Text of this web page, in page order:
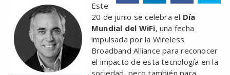
Este
20 de junio se celebra el Día
Mundial del WiFi, una fecha
impulsada por la Wireless
Broadband Alliance para reconocer
el impacto de esta tecnología en la